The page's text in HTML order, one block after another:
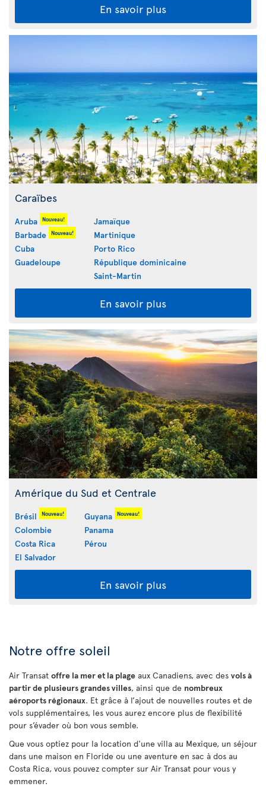
En savoir plus
Caraïbes
Aruba Nouveau!
Barbade Nouveau!
Cuba
Guadeloupe
Jamaïque
Martinique
Porto Rico
République dominicaine
Saint-Martin
En savoir plus
Amérique du Sud et Centrale
Brésil Nouveau!
Colombie
Costa Rica
El Salvador
Guyana Nouveau!
Panama
Pérou
En savoir plus
Notre offre soleil
Air Transat offre la mer et la plage aux Canadiens, avec des vols à
partir de plusieurs grandes villes, ainsi que de nombreux
aéroports régionaux. Et grâce à l’ajout de nouvelles routes et de
vols supplémentaires, les vous aurez encore plus de flexibilité
pour s’évader où bon vous semble.
Que vous optiez pour la location d'une villa au Mexique, un séjour
dans une maison en Floride ou une aventure en sac à dos au
Costa Rica, vous pouvez compter sur Air Transat pour vous y
emmener.